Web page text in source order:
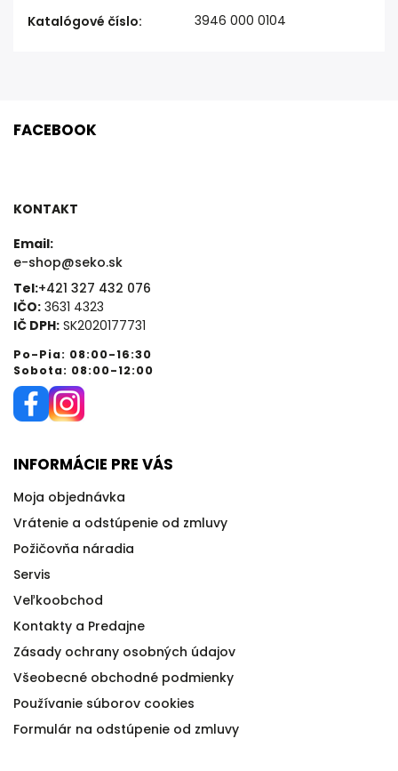
Katalógové číslo: 3946 000 0104
FACEBOOK
KONTAKT
Email:
e-shop@seko.sk
Tel:+421 327 432 076
IČO: 3631 4323
IČ DPH: SK2020177731
Po-Pia: 08:00-16:30
Sobota: 08:00-12:00
INFORMÁCIE PRE VÁS
Moja objednávka
Vrátenie a odstúpenie od zmluvy
Požičovňa náradia
Servis
Veľkoobchod
Kontakty a Predajne
Zásady ochrany osobných údajov
Všeobecné obchodné podmienky
Používanie súborov cookies
Formulár na odstúpenie od zmluvy